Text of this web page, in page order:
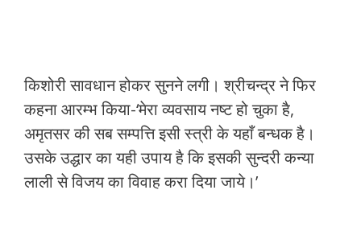
किशोरी सावधान होकर सुनने लगी। श्रीचन्द्र ने फिर
कहना आरम्भ किया-‘मेरा व्यवसाय नष्ट हो चुका है,
अमृतसर की सब सम्पत्ति इसी स्त्री के यहाँ बन्धक है।
उसके उद्धार का यही उपाय है कि इसकी सुन्दरी कन्या
लाली से विजय का विवाह करा दिया जाये।’